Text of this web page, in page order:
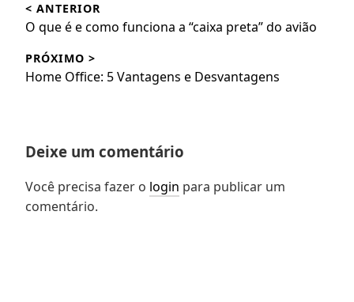
de
Post
< ANTERIOR
Post
O que é e como funciona a “caixa preta” do avião
PRÓXIMO >
Próximo
Home Office: 5 Vantagens e Desvantagens
Deixe um comentário
Você precisa fazer o login para publicar um
comentário.